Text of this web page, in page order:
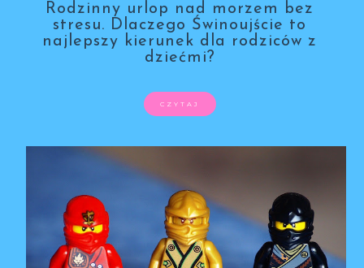
Rodzinny urlop nad morzem bez
stresu. Dlaczego Świnoujście to
najlepszy kierunek dla rodziców z
dziećmi?
CZYTAJ